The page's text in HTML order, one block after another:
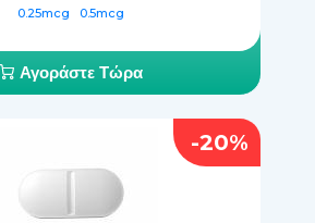
0.25mcg 0.5mcg
Αγοράστε Τώρα
-20%